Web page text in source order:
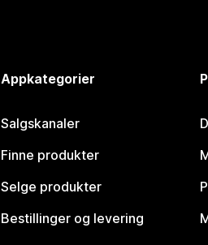
Appkategorier
Salgskanaler
Finne produkter
Selge produkter
Bestillinger og levering